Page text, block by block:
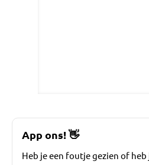
App ons!👋
Heb je een foutje gezien of heb